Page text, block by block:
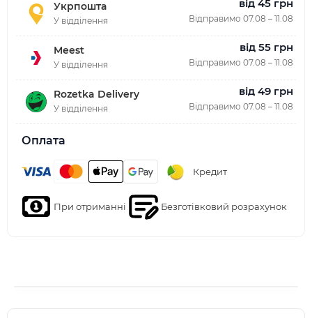
Укрпошта
У відділення
від 45 грн
Відправимо 07.08 – 11.08
Meest
У відділення
від 55 грн
Відправимо 07.08 – 11.08
Rozetka Delivery
У відділення
від 49 грн
Відправимо 07.08 – 11.08
Оплата
Кредит
При отриманні Безготівковий розрахунок